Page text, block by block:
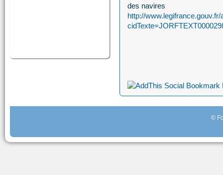
des navires
http://www.legifrance.gouv.fr/
©